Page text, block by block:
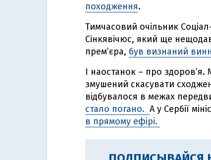
походження.
Тимчасовий очільник
Сінкявічюс, який ще
премʼєра, був визнаний
І наостанок – про здоров’я.
змушений скасувати
відбувалося в межах
стало погано. А у Сербії
в прямому ефірі.